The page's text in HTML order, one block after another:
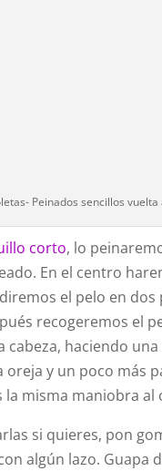
Peinados sencillos vuelta
corto, lo
En el centro
el pelo en dos
recogeremos el
cabeza, haciendo
oreja y un poco más
la misma maniobra al
si quieres, pon
algún lazo. Guapa